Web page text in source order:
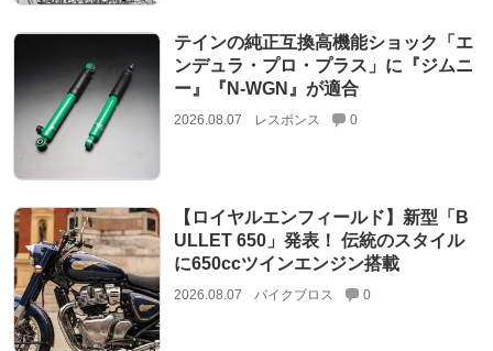
テインの純正互換高機能ショック「エ
ンデュラ・プロ・プラス」に『ジムニ
ー』『N-WGN』が適合
2026.08.07 レスポンス 0
【ロイヤルエンフィールド】新型「B
ULLET 650」発表！ 伝統のスタイル
に650ccツインエンジン搭載
2026.08.07 バイクブロス 0